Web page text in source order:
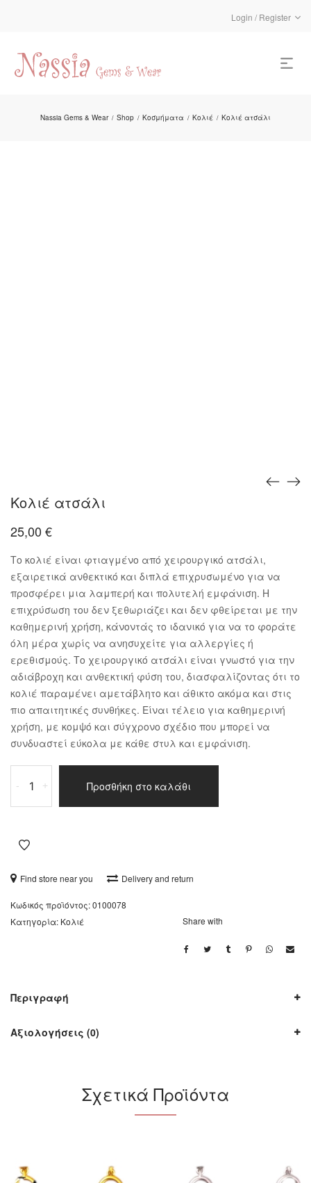
Login / Register
Nassia Gems & Wear / Shop / Κοσμήματα / Κολιέ / Κολιέ ατσάλι
Κολιέ ατσάλι
25,00 €
Το κολιέ είναι φτιαγμένο από χειρουργικό ατσάλι,
εξαιρετικά ανθεκτικό και διπλά επιχρυσωμένο για να
προσφέρει μια λαμπερή και πολυτελή εμφάνιση. Η
επιχρύσωση του δεν ξεθωριάζει και δεν φθείρεται με την
καθημερινή χρήση, κάνοντάς το ιδανικό για να το φοράτε
όλη μέρα χωρίς να ανησυχείτε για αλλεργίες ή
ερεθισμούς. Το χειρουργικό ατσάλι είναι γνωστό για την
αδιάβροχη και ανθεκτική φύση του, διασφαλίζοντας ότι το
κολιέ παραμένει αμετάβλητο και άθικτο ακόμα και στις
πιο απαιτητικές συνθήκες. Είναι τέλειο για καθημερινή
χρήση, με κομψό και σύγχρονο σχέδιο που μπορεί να
συνδυαστεί εύκολα με κάθε στυλ και εμφάνιση.
-ατσάλι
ποσότητα
+ Προσθήκη στο καλάθι
Find store near you Delivery and return
Κωδικός προϊόντος:0100078
Κατηγορία: Κολιέ Share with
Περιγραφή
Αξιολογήσεις (0)
Σχετικά Προϊόντα